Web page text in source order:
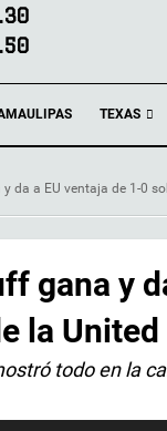
TEXAS
da a EU ventaja de 1-0
gana y
la United
todo en la